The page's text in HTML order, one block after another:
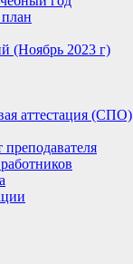
(Ноябрь 2023 г)
аттестация (СПО)